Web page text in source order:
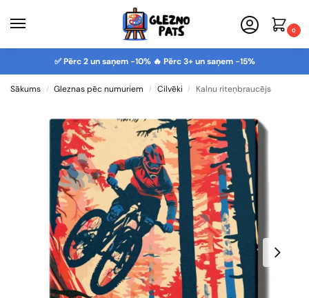
0
✅ Pērc 2 un saņem -10% 🔥 Pērc 3+ un saņem -15%
Sākums / Gleznas pēc numuriem / Cilvēki / Kalnu riteņbraucējs